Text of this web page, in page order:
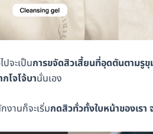
จะเป็นการขจัดสิวเสี้ยนที่อุดตันตาม
โจโจ้บานั่นเอง
านก็จะเริ่มกดสิวทั่วทั้งใบหน้าของเร